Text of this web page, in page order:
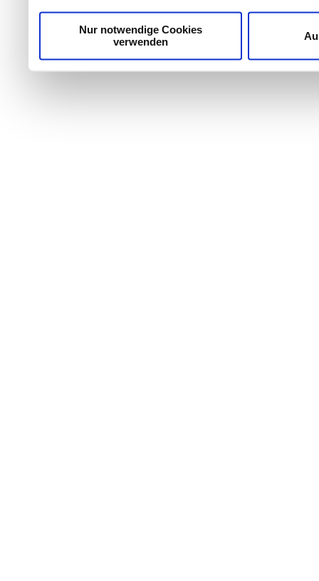
Nur notwendige Cookies
verwenden